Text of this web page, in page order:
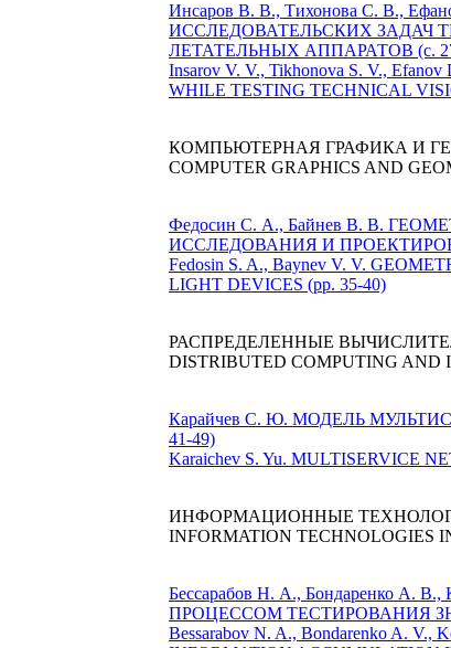
Инсаров В. В., Тихонова С. В.,
ИССЛЕДОВАТЕЛЬСКИХ ЗАДАЧ
ЛЕТАТЕЛЬНЫХ АППАРАТОВ (c.
Insarov V. V., Tikhonova S. V.,
WHILE TESTING TECHNICAL
КОМПЬЮТЕРНАЯ ГРАФИКА И
COMPUTER GRAPHICS AND
Федосин С. А., Байнев В. В.
ИССЛЕДОВАНИЯ И
Fedosin S. A., Baynev V. V.
LIGHT DEVICES (pp. 35-40)
РАСПРЕДЕЛЕННЫЕ
DISTRIBUTED COMPUTING AND
Карайчев С. Ю. МОДЕЛЬ
41-49)
Karaichev S. Yu. MULTISERVICE
ИНФОРМАЦИОННЫЕ
INFORMATION TECHNOLOGIES
Бессарабов Н. А., Бондаренко
ПРОЦЕССОМ ТЕСТИРОВАНИЯ
Bessarabov N. A., Bondarenko A.